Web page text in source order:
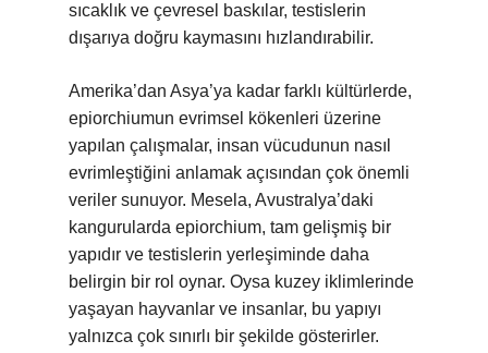
sıcaklık ve çevresel baskılar, testislerin
dışarıya doğru kaymasını hızlandırabilir.
Amerika’dan Asya’ya kadar farklı kültürlerde,
epiorchiumun evrimsel kökenleri üzerine
yapılan çalışmalar, insan vücudunun nasıl
evrimleştiğini anlamak açısından çok önemli
veriler sunuyor. Mesela, Avustralya’daki
kangurularda epiorchium, tam gelişmiş bir
yapıdır ve testislerin yerleşiminde daha
belirgin bir rol oynar. Oysa kuzey iklimlerinde
yaşayan hayvanlar ve insanlar, bu yapıyı
yalnızca çok sınırlı bir şekilde gösterirler.